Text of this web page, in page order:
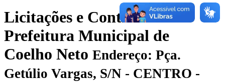
Licitações e Contratos -
Prefeitura Municipal de
Coelho Neto Endereço: Pça.
Getúlio Vargas, S/N - CENTRO -